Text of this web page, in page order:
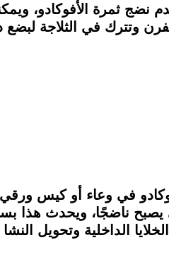
ثمرة الأفوكادو،
وتترك في الثلاجة لبضع
في وعاء أو كيس ورقي
ناضجًا، ويحدث هذا
الداخلية وتحويل